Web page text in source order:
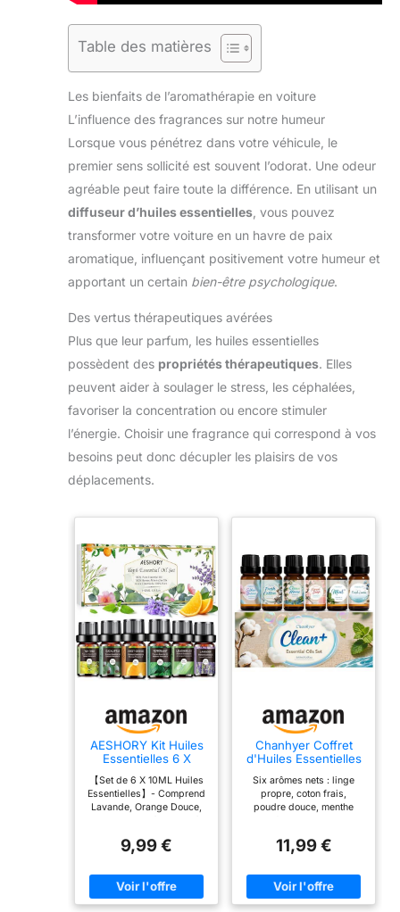
Table des matières
Les bienfaits de l’aromathérapie en voiture
L’influence des fragrances sur notre humeur
Lorsque vous pénétrez dans votre véhicule, le
premier sens sollicité est souvent l’odorat. Une odeur
agréable peut faire toute la différence. En utilisant un
diffuseur d’huiles essentielles , vous pouvez
transformer votre voiture en un havre de paix
aromatique, influençant positivement votre humeur et
apportant un certain bien-être psychologique.
Des vertus thérapeutiques avérées
Plus que leur parfum, les huiles essentielles
possèdent des propriétés thérapeutiques. Elles
peuvent aider à soulager le stress, les céphalées,
favoriser la concentration ou encore stimuler
l’énergie. Choisir une fragrance qui correspond à vos
besoins peut donc décupler les plaisirs de vos
déplacements.
AESHORY Kit Huiles
Essentielles 6 X
Essentielles
Aromathérapie
Naturelle pour
Yoga - Lavande,
Orange Douce,
Arbre à Thé,
Citronnelle,
Eucalyptus
【Set de 6 X 10ML Huiles
Essentielles】- Comprend
Lavande, Orange Douce,
Eucalyptus. Arômes
sélectionnés pour obtenir
un espace agréable,
relaxant et sensuel.
9,99 €
Chanhyer Coffret
d'Huiles Essentielles
Six arômes nets : linge
propre, coton frais,
poudre douce, menthe
Idéal pour ceux qui aiment
Ajoutez quelques gouttes
à votre diffuseur pour une
atmosphère
11,99 €